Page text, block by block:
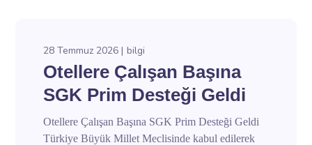
28 Temmuz 2026 bilgi
Otellere Çalışan Başına
SGK Prim Desteği Geldi
Otellere Çalışan Başına SGK Prim Desteği Geldi
Türkiye Büyük Millet Meclisinde kabul edilerek